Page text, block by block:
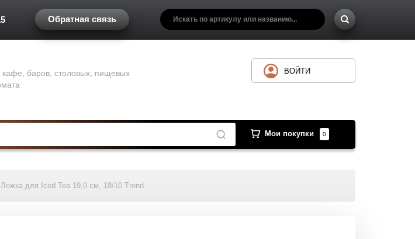
Обратная связь
баров, столовых, пищевых
Мои покупки 0
ВОЙТИ
Ложка для Iced Tea 19,0 см, 18/10 Trend